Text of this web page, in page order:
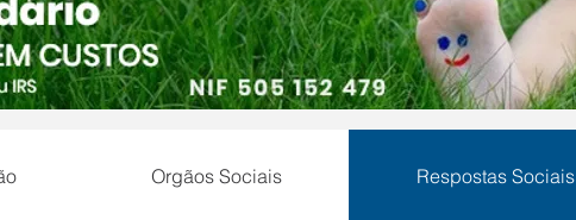
Orgãos Sociais Respostas Sociais